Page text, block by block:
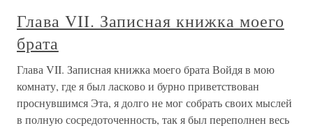
Глава VII. Записная книжка моего
брата
Глава VII. Записная книжка моего брата Войдя в мою
комнату, где я был ласково и бурно приветствован
проснувшимся Эта, я долго не мог собрать своих мыслей
в полную сосредоточенность, так я был переполнен весь